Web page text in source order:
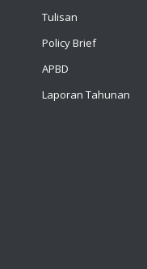
Tulisan
Policy Brief
APBD
Laporan Tahunan